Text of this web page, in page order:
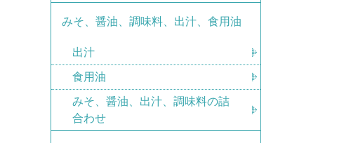
みそ、醤油、調味料、出汁、食用油
出汁
食用油
みそ、醤油、出汁、調味料の詰
合わせ